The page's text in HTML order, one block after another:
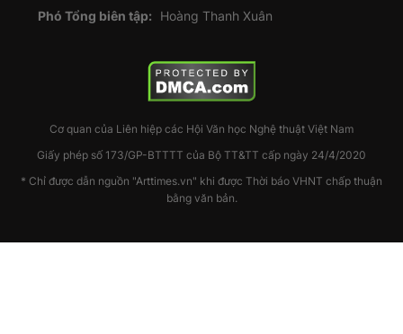
Phó Tổng biên tập:
Hoàng Thanh Xuân
Cơ quan của Liên hiệp các Hội Văn học Nghệ thuật Việt Nam
Giấy phép số 173/GP-BTTTT của Bộ TT&TT cấp ngày 24/4/2020
* Chỉ được dẫn nguồn "Arttimes.vn" khi được Thời báo VHNT chấp thuận
bằng văn bản.